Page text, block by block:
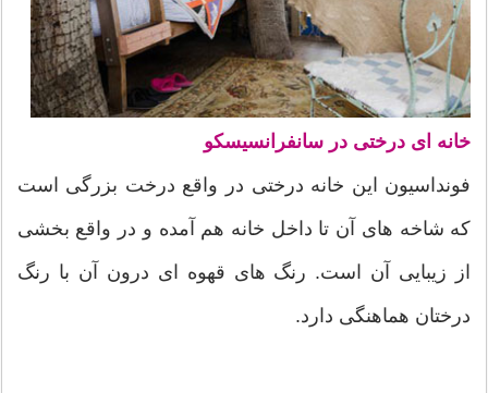
خانه ای درختی در سانفرانسیسکو
فونداسیون این خانه درختی در واقع درخت بزرگی است
که شاخه های آن تا داخل خانه هم آمده و در واقع بخشی
از زیبایی آن است. رنگ های قهوه ای درون آن با رنگ
درختان هماهنگی دارد.